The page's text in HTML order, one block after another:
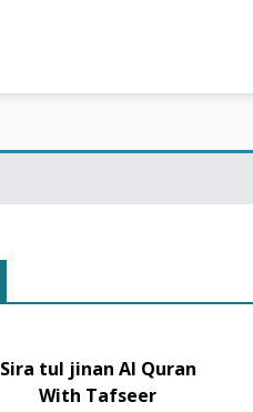
Sira tul jinan Al Quran
With Tafseer